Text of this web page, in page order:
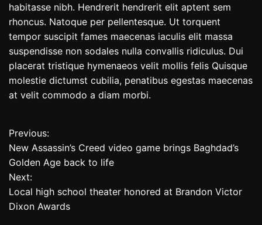
habitasse nibh. Hendrerit hendrerit elit aptent sem
rhoncus. Natoque per pellentesque. Ut torquent
tempor suscipit fames maecenas iaculis elit massa
suspendisse non sodales nulla convallis ridiculus. Dui
placerat tristique hymenaeos velit mollis felis Quisque
molestie dictumst cubilia, penatibus egestas maecenas
at velit commodo a diam morbi.
P
o
s
t
Previous:
New Assassin’s Creed video game brings Baghdad’s
Golden Age back to life
Next:
Local high school theater honored at Brandon Victor
Dixon Awards